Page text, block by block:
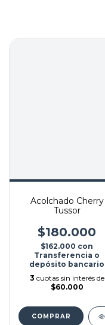
Acolchado Cherry
Tussor
$180.000
$162.000 con
Transferencia o
depósito bancario
3 cuotas sin interés de
$60.000
COMPRAR